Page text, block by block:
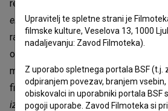
resnico.
empatijo, pogum in iskrenost,”pravi
razloži, da odločitev za snemanje
osebne izkušnje in izkušnje žensk, ki
medikamentoznega splava, ki ni
filmu.“Moj cilj je prikazati splav kot
izkušnjo,”pravi.
Upravitelj te spletne strani je
filmske kulture, Veselova 13, 1000
nadaljevanju: Zavod Filmoteka).
Z uporabo spletnega portala BSF (t.j.
odpiranjem povezav, branjem vsebin,
obiskovalci in uporabniki portala BSF
pogoji uporabe. Zavod Filmoteka si